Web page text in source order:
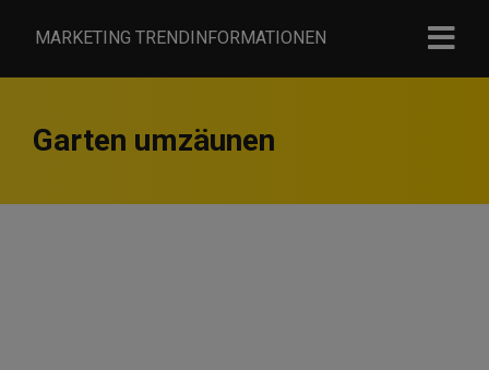
MARKETING TRENDINFORMATIONEN
Garten umzäunen